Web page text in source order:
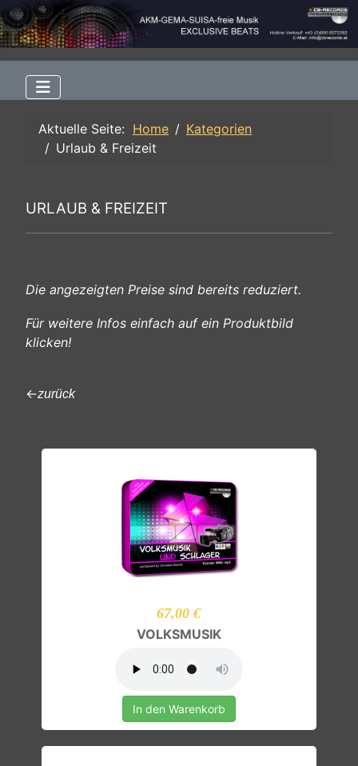
Aktuelle Seite: Home
Kategorien
Urlaub & Freizeit
URLAUB & FREIZEIT
Die angezeigten Preise sind bereits reduziert.
Für weitere Infos einfach auf ein Produktbild
klicken!
←zurück
67,00 €
VOLKSMUSIK
In den Warenkorb